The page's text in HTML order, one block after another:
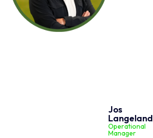
Jos
Langeland
Operational
Manager